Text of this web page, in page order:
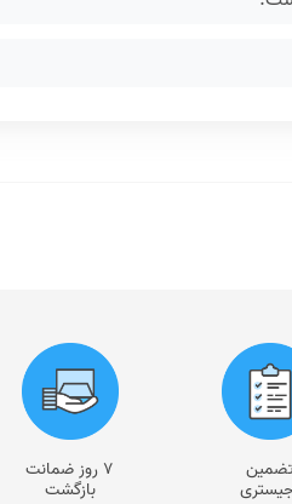
تضمین ۷ روز ضمانت
بازگشت